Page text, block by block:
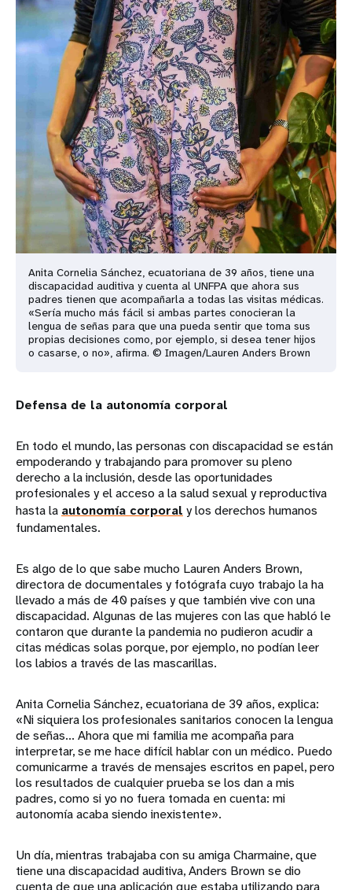
Anita Cornelia Sánchez, ecuatoriana de 39 años, tiene una
discapacidad auditiva y cuenta al UNFPA que ahora sus
padres tienen que acompañarla a todas las visitas médicas.
«Sería mucho más fácil si ambas partes conocieran la
lengua de señas para que una pueda sentir que toma sus
propias decisiones como, por ejemplo, si desea tener hijos
o casarse, o no», afirma. © Imagen/Lauren Anders Brown
Defensa de la autonomía corporal
En todo el mundo, las personas con discapacidad se están
empoderando y trabajando para promover su pleno
derecho a la inclusión, desde las oportunidades
profesionales y el acceso a la salud sexual y reproductiva
hasta la autonomía corporal y los derechos humanos
fundamentales.
Es algo de lo que sabe mucho Lauren Anders Brown,
directora de documentales y fotógrafa cuyo trabajo la ha
llevado a más de 40 países y que también vive con una
discapacidad. Algunas de las mujeres con las que habló le
contaron que durante la pandemia no pudieron acudir a
citas médicas solas porque, por ejemplo, no podían leer
los labios a través de las mascarillas.
Anita Cornelia Sánchez, ecuatoriana de 39 años, explica:
«Ni siquiera los profesionales sanitarios conocen la lengua
de señas... Ahora que mi familia me acompaña para
interpretar, se me hace difícil hablar con un médico. Puedo
comunicarme a través de mensajes escritos en papel, pero
los resultados de cualquier prueba se los dan a mis
padres, como si yo no fuera tomada en cuenta: mi
autonomía acaba siendo inexistente».
Un día, mientras trabajaba con su amiga Charmaine, que
tiene una discapacidad auditiva, Anders Brown se dio
cuenta de que una aplicación que estaba utilizando para